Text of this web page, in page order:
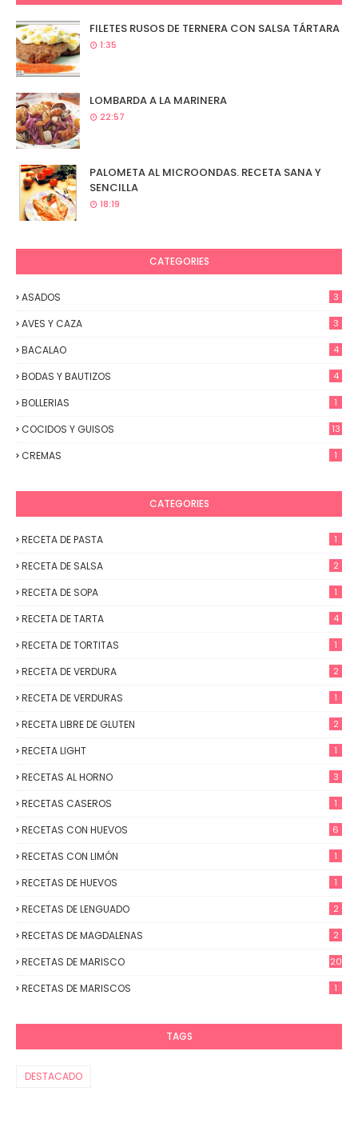
FILETES RUSOS DE TERNERA CON SALSA TÁRTARA
1:35
LOMBARDA A LA MARINERA
22:57
PALOMETA AL MICROONDAS. RECETA SANA Y
SENCILLA
18:19
CATEGORIES
ASADOS 3
AVES Y CAZA 3
BACALAO 4
BODAS Y BAUTIZOS 4
BOLLERIAS 1
COCIDOS Y GUISOS 13
CREMAS 1
CATEGORIES
RECETA DE PASTA 1
RECETA DE SALSA 2
RECETA DE SOPA 1
RECETA DE TARTA 4
RECETA DE TORTITAS 1
RECETA DE VERDURA 2
RECETA DE VERDURAS 1
RECETA LIBRE DE GLUTEN 2
RECETA LIGHT 1
RECETAS AL HORNO 3
RECETAS CASEROS 1
RECETAS CON HUEVOS 6
RECETAS CON LIMÓN 1
RECETAS DE HUEVOS 1
RECETAS DE LENGUADO 2
RECETAS DE MAGDALENAS 2
RECETAS DE MARISCO 20
RECETAS DE MARISCOS 1
TAGS
DESTACADO